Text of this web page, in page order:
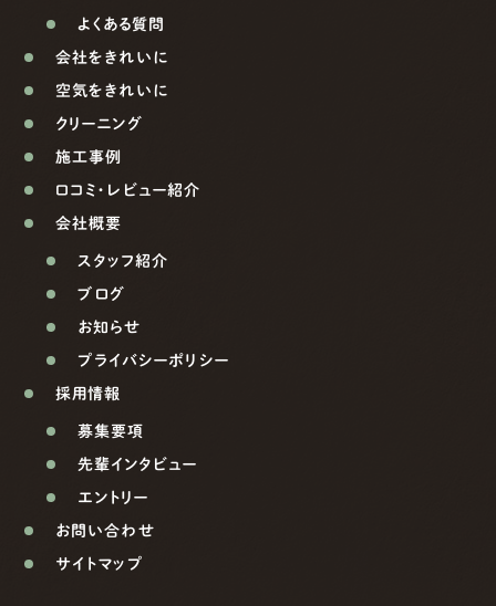
よくある質問
会社をきれいに
空気をきれいに
クリーニング
施工事例
口コミ・レビュー紹介
会社概要
スタッフ紹介
ブログ
お知らせ
プライバシーポリシー
採用情報
募集要項
先輩インタビュー
エントリー
お問い合わせ
サイトマップ